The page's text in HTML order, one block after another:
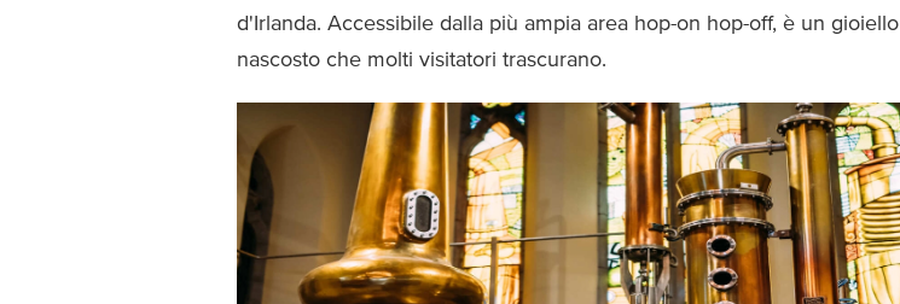
d'Irlanda. Accessibile dalla più ampia area hop-on hop-off, è un gioiello
nascosto che molti visitatori trascurano.